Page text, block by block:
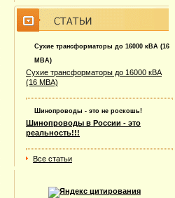
Сухие трансформаторы до 16000 кВА (16
МВА)
Сухие трансформаторы до 16000 кВА
(16 МВА)
Шинопроводы - это не роскошь!
Шинопроводы в России - это
реальность!!!
Все статьи